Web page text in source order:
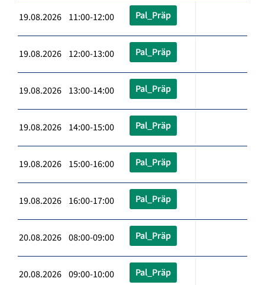
19.08.2026 11:00-12:00 Pal_Präp
19.08.2026 12:00-13:00 Pal_Präp
19.08.2026 13:00-14:00 Pal_Präp
19.08.2026 14:00-15:00 Pal_Präp
19.08.2026 15:00-16:00 Pal_Präp
19.08.2026 16:00-17:00 Pal_Präp
20.08.2026 08:00-09:00 Pal_Präp
20.08.2026 09:00-10:00 Pal_Präp